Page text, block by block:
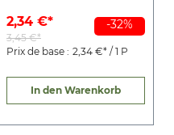
-32%
2,34 €*
3,45 €*
Prix de base : 2,34 €* / 1 P
In den Warenkorb